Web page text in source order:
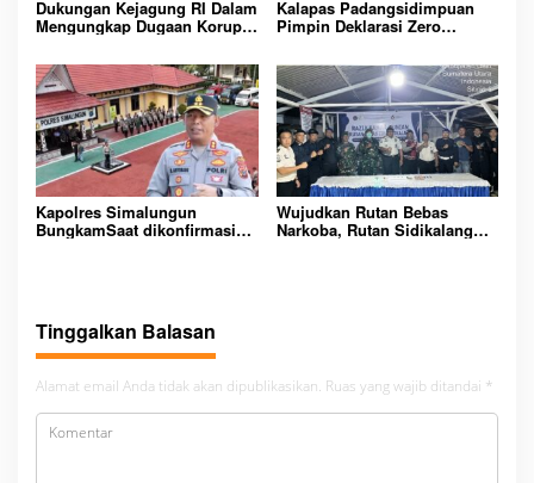
Dukungan Kejagung RI Dalam
Mengungkap Dugaan Korupsi
Ketua AMPK : Segera Periksa
Dan Tangkap!
Kalapas Padangsidimpuan
Pimpin Deklarasi Zero
Lingkungan Lapas
Padangsidimpuan
Kapolres Simalungun
BungkamSaat dikonfirmasi
Wujudkan Rutan Bebas
Narkoba, Rutan Sidikalang
Tinggalkan Balasan
Alamat email Anda tidak akan dipublikasikan. Ruas yang wajib ditandai *